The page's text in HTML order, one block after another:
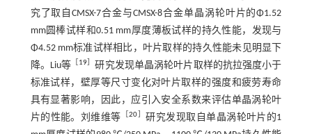
究了取自CMSX-7合金与CMSX-8合金单晶涡轮叶片的Φ1.52
mm圆棒试样和0.51 mm厚度薄板试样的持久性能，发现与
Φ4.52 mm标准试样相比，叶片取样的持久性能未见明显下
降。Liu等
19 ］研究发现单晶涡轮叶片取样的抗拉强度小于
标准试样，壁厚等尺寸变化对叶片取样的强度和疲劳寿命
具有显著影响，因此，应引入安全系数来评估单晶涡轮叶
片的性能。刘维维等 ［20 ］研究发现取自单晶涡轮叶片的1